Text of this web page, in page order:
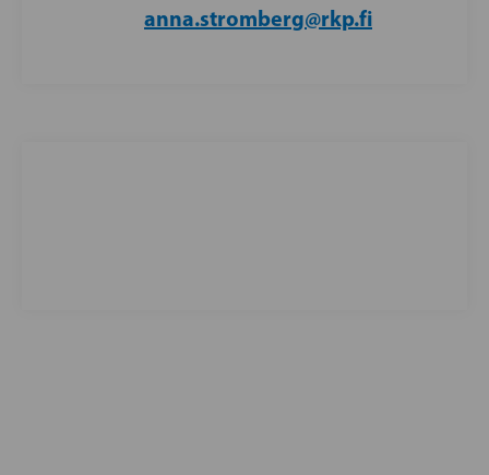
anna.stromberg@rkp.fi